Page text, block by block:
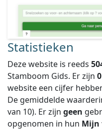
Statistieken
Deze website is reeds
Stamboom Gids. Er zijn 0
website een cijfer
De gemiddelde
van 10). Er zijn geen
opgenomen in hun Mijn